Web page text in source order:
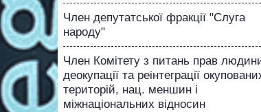
Член депутатської фракції "Слуга
народу"
Член Комітету з питань прав
деокупації та реінтеграції
територій, нац. меншин і
міжнаціональних відносин